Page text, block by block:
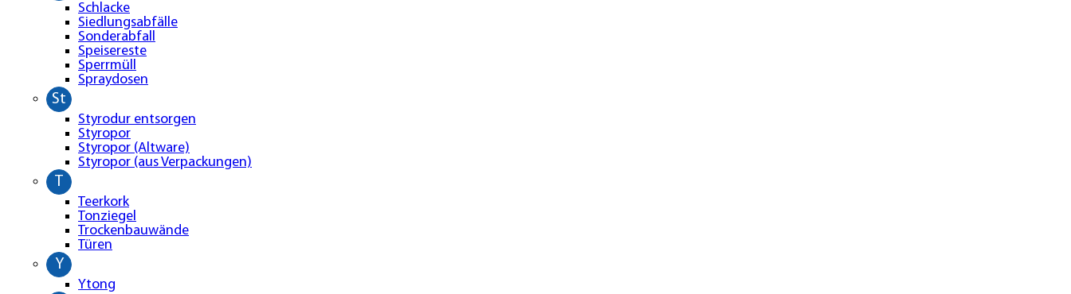
Schlacke
Siedlungsabfälle
Sonderabfall
Speisereste
Sperrmüll
Spraydosen
St
Styrodur entsorgen
Styropor
Styropor (Altware)
Styropor (aus Verpackungen)
T
Teerkork
Tonziegel
Trockenbauwände
Türen
Y
Ytong